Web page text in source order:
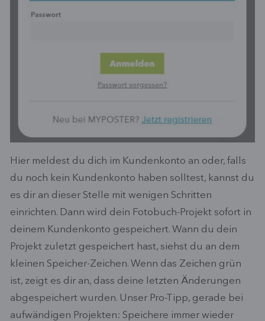
Hier meldest du dich im Kundenkonto an oder, falls
du noch kein Kundenkonto haben solltest, kannst du
es dir an dieser Stelle mit wenigen Schritten
einrichten. Dann wird dein Fotobuch-Projekt sofort in
deinem Kundenkonto gespeichert. Wann du dein
Projekt zuletzt gespeichert hast, siehst du an dem
kleinen Speicher-Zeichen. Wenn das Zeichen grün
ist, zeigt es dir an, dass deine letzten Änderungen
abgespeichert wurden. Unser Pro-Tipp, gerade bei
aufwändigen Projekten: Speichere immer wieder